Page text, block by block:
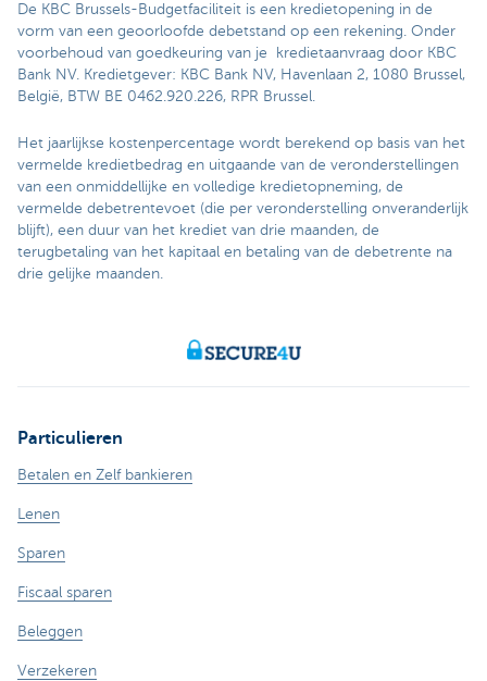
De KBC Brussels-Budgetfaciliteit is een kredietopening in de
vorm van een geoorloofde debetstand op een rekening. Onder
voorbehoud van goedkeuring van je kredietaanvraag door KBC
Bank NV. Kredietgever: KBC Bank NV, Havenlaan 2, 1080 Brussel,
België, BTW BE 0462.920.226, RPR Brussel.
Het jaarlijkse kostenpercentage wordt berekend op basis van het
vermelde kredietbedrag en uitgaande van de veronderstellingen
van een onmiddellijke en volledige kredietopneming, de
vermelde debetrentevoet (die per veronderstelling onveranderlijk
blijft), een duur van het krediet van drie maanden, de
terugbetaling van het kapitaal en betaling van de debetrente na
drie gelijke maanden.
Particulieren
Betalen en Zelf bankieren
Lenen
Sparen
Fiscaal sparen
Beleggen
Verzekeren